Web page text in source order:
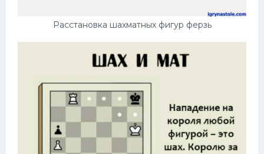
Расстановка шахматных фигур ферзь